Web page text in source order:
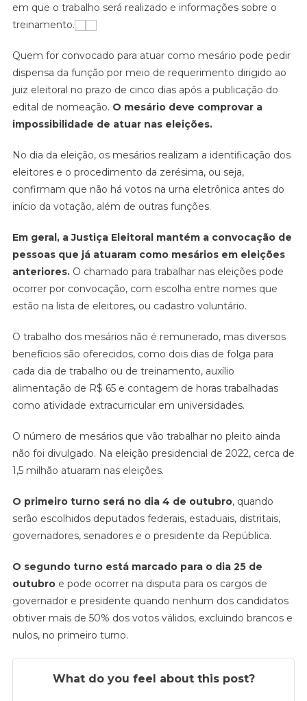
em que o trabalho será realizado e informações sobre o
treinamento.
Quem for convocado para atuar como mesário pode pedir
dispensa da função por meio de requerimento dirigido ao
juiz eleitoral no prazo de cinco dias após a publicação do
edital de nomeação. O mesário deve comprovar a
impossibilidade de atuar nas eleições.
No dia da eleição, os mesários realizam a identificação dos
eleitores e o procedimento da zerésima, ou seja,
confirmam que não há votos na urna eletrônica antes do
início da votação, além de outras funções.
Em geral, a Justiça Eleitoral mantém a convocação de
pessoas que já atuaram como mesários em eleições
anteriores.O chamado para trabalhar nas eleições pode
ocorrer por convocação, com escolha entre nomes que
estão na lista de eleitores, ou cadastro voluntário.
O trabalho dos mesários não é remunerado, mas diversos
benefícios são oferecidos, como dois dias de folga para
cada dia de trabalho ou de treinamento, auxílio
alimentação de R$ 65 e contagem de horas trabalhadas
como atividade extracurricular em universidades.
O número de mesários que vão trabalhar no pleito ainda
não foi divulgado. Na eleição presidencial de 2022, cerca de
1,5 milhão atuaram nas eleições.
O primeiro turno será no dia 4 de outubro, quando
serão escolhidos deputados federais, estaduais, distritais,
governadores, senadores e o presidente da República.
O segundo turno está marcado para o dia 25 de
outubroe pode ocorrer na disputa para os cargos de
governador e presidente quando nenhum dos candidatos
obtiver mais de 50% dos votos válidos, excluindo brancos e
nulos, no primeiro turno.
What do you feel about this post?